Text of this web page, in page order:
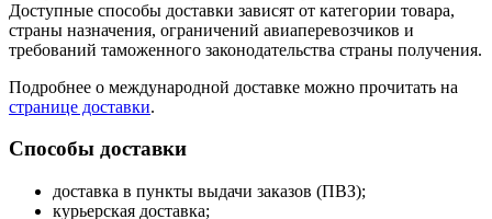
Доступные способы доставки зависят от категории товара,
страны назначения, ограничений авиаперевозчиков и
требований таможенного законодательства страны получения.
Подробнее о международной доставке можно прочитать на
странице доставки.
Способы доставки
доставка в пункты выдачи заказов (ПВЗ);
курьерская доставка;